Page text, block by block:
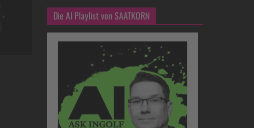
Die AI Playlist von SAATKORN